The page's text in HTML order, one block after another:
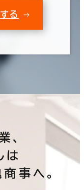
る
は
事へ。